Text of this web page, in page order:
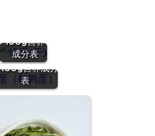
100g营养
成分表
『蛋（鹌鹑
）』营养价值 |
营养成分
表